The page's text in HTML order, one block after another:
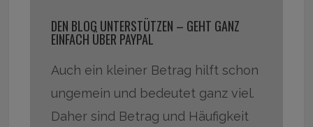
DEN BLOG UNTERSTÜTZEN – GEHT GANZ
EINFACH ÜBER PAYPAL
Auch ein kleiner Betrag hilft schon
ungemein und bedeutet ganz viel.
Daher sind Betrag und Häufigkeit